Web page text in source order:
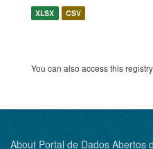
XLSX CSV
You can also access this
About Portal de Dados Abertos